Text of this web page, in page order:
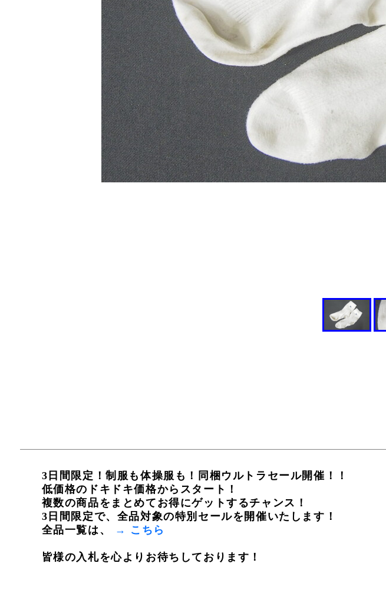
3日間限定！制服も体操服も！同梱ウルトラセール開催！！
低価格のドキドキ価格からスタート！
複数の商品をまとめてお得にゲットするチャンス！
3日間限定で、全品対象の特別セールを開催いたします！
全品一覧は、
→ こちら
皆様の入札を心よりお待ちしております！